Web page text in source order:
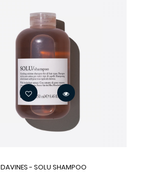
DAVINES - SOLU SHAMPOO